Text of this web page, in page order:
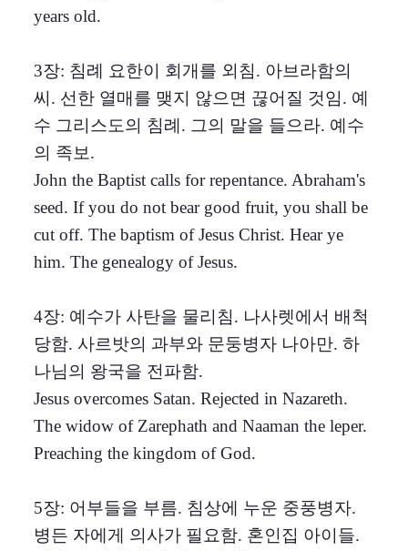
years old.
3장: 침례 요한이 회개를 외침. 아브라함의
씨. 선한 열매를 맺지 않으면 끊어질 것임. 예
수 그리스도의 침례. 그의 말을 들으라. 예수
의 족보.
John the Baptist calls for repentance. Abraham's
seed. If you do not bear good fruit, you shall be
cut off. The baptism of Jesus Christ. Hear ye
him. The genealogy of Jesus.
4장: 예수가 사탄을 물리침. 나사렛에서 배척
당함. 사르밧의 과부와 문둥병자 나아만. 하
나님의 왕국을 전파함.
Jesus overcomes Satan. Rejected in Nazareth.
The widow of Zarephath and Naaman the leper.
Preaching the kingdom of God.
5장: 어부들을 부름. 침상에 누운 중풍병자.
병든 자에게 의사가 필요함. 혼인집 아이들.